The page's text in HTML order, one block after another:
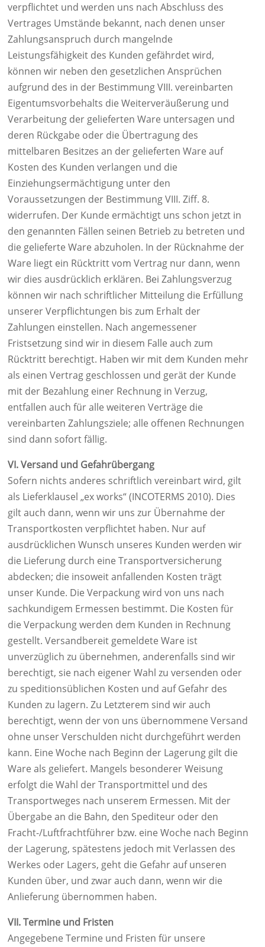
verpflichtet und werden uns nach Abschluss des
Vertrages Umstände bekannt, nach denen unser
Zahlungsanspruch durch mangelnde
Leistungsfähigkeit des Kunden gefährdet wird,
können wir neben den gesetzlichen Ansprüchen
aufgrund des in der Bestimmung VIII. vereinbarten
Eigentumsvorbehalts die Weiterveräußerung und
Verarbeitung der gelieferten Ware untersagen und
deren Rückgabe oder die Übertragung des
mittelbaren Besitzes an der gelieferten Ware auf
Kosten des Kunden verlangen und die
Einziehungsermächtigung unter den
Voraussetzungen der Bestimmung VIII. Ziff. 8.
widerrufen. Der Kunde ermächtigt uns schon jetzt in
den genannten Fällen seinen Betrieb zu betreten und
die gelieferte Ware abzuholen. In der Rücknahme der
Ware liegt ein Rücktritt vom Vertrag nur dann, wenn
wir dies ausdrücklich erklären. Bei Zahlungsverzug
können wir nach schriftlicher Mitteilung die Erfüllung
unserer Verpflichtungen bis zum Erhalt der
Zahlungen einstellen. Nach angemessener
Fristsetzung sind wir in diesem Falle auch zum
Rücktritt berechtigt. Haben wir mit dem Kunden mehr
als einen Vertrag geschlossen und gerät der Kunde
mit der Bezahlung einer Rechnung in Verzug,
entfallen auch für alle weiteren Verträge die
vereinbarten Zahlungsziele; alle offenen Rechnungen
sind dann sofort fällig.
VI. Versand und Gefahrübergang
Sofern nichts anderes schriftlich vereinbart wird, gilt
als Lieferklausel „ex works“ (INCOTERMS 2010). Dies
gilt auch dann, wenn wir uns zur Übernahme der
Transportkosten verpflichtet haben. Nur auf
ausdrücklichen Wunsch unseres Kunden werden wir
die Lieferung durch eine Transportversicherung
abdecken; die insoweit anfallenden Kosten trägt
unser Kunde. Die Verpackung wird von uns nach
sachkundigem Ermessen bestimmt. Die Kosten für
die Verpackung werden dem Kunden in Rechnung
gestellt. Versandbereit gemeldete Ware ist
unverzüglich zu übernehmen, anderenfalls sind wir
berechtigt, sie nach eigener Wahl zu versenden oder
zu speditionsüblichen Kosten und auf Gefahr des
Kunden zu lagern. Zu Letzterem sind wir auch
berechtigt, wenn der von uns übernommene Versand
ohne unser Verschulden nicht durchgeführt werden
kann. Eine Woche nach Beginn der Lagerung gilt die
Ware als geliefert. Mangels besonderer Weisung
erfolgt die Wahl der Transportmittel und des
Transportweges nach unserem Ermessen. Mit der
Übergabe an die Bahn, den Spediteur oder den
Fracht-/Luftfrachtführer bzw. eine Woche nach Beginn
der Lagerung, spätestens jedoch mit Verlassen des
Werkes oder Lagers, geht die Gefahr auf unseren
Kunden über, und zwar auch dann, wenn wir die
Anlieferung übernommen haben.
VII. Termine und Fristen
Angegebene Termine und Fristen für unsere